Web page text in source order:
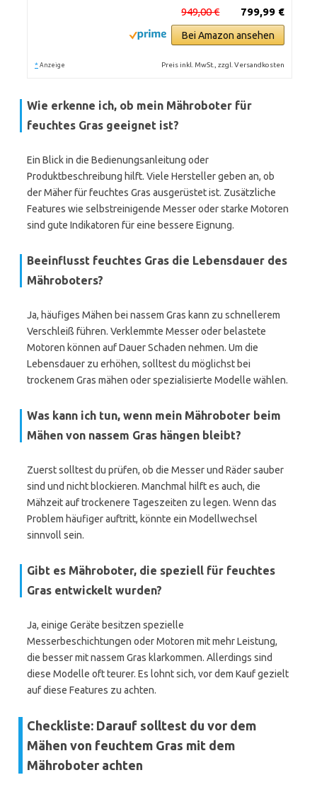
799,99 €
949,00 €
Bei Amazon ansehen
* Anzeige Preis inkl. MwSt., zzgl. Versandkosten
Wie erkenne ich, ob mein Mähroboter für
feuchtes Gras geeignet ist?
Ein Blick in die Bedienungsanleitung oder
Produktbeschreibung hilft. Viele Hersteller geben an, ob
der Mäher für feuchtes Gras ausgerüstet ist. Zusätzliche
Features wie selbstreinigende Messer oder starke Motoren
sind gute Indikatoren für eine bessere Eignung.
Beeinflusst feuchtes Gras die Lebensdauer des
Mähroboters?
Ja, häufiges Mähen bei nassem Gras kann zu schnellerem
Verschleiß führen. Verklemmte Messer oder belastete
Motoren können auf Dauer Schaden nehmen. Um die
Lebensdauer zu erhöhen, solltest du möglichst bei
trockenem Gras mähen oder spezialisierte Modelle wählen.
Was kann ich tun, wenn mein Mähroboter beim
Mähen von nassem Gras hängen bleibt?
Zuerst solltest du prüfen, ob die Messer und Räder sauber
sind und nicht blockieren. Manchmal hilft es auch, die
Mähzeit auf trockenere Tageszeiten zu legen. Wenn das
Problem häufiger auftritt, könnte ein Modellwechsel
sinnvoll sein.
Gibt es Mähroboter, die speziell für feuchtes
Gras entwickelt wurden?
Ja, einige Geräte besitzen spezielle
Messerbeschichtungen oder Motoren mit mehr Leistung,
die besser mit nassem Gras klarkommen. Allerdings sind
diese Modelle oft teurer. Es lohnt sich, vor dem Kauf gezielt
auf diese Features zu achten.
Checkliste: Darauf solltest du vor dem
Mähen von feuchtem Gras mit dem
Mähroboter achten